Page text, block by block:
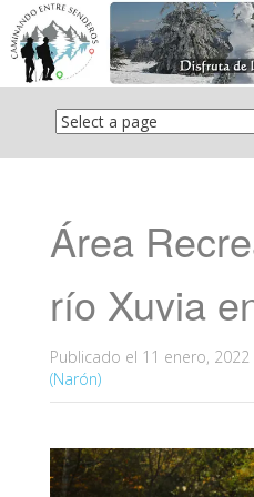
Saltar
contenido
Área
río Xuvia
Publicado el 11 enero, 2022
(Narón)